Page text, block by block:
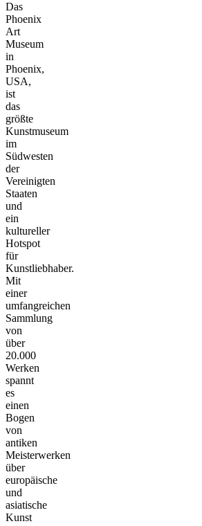
Das
Phoenix
Art
Museum
in
Phoenix,
USA,
ist
das
größte
Kunstmuseum
im
Südwesten
der
Vereinigten
Staaten
und
ein
kultureller
Hotspot
für
Kunstliebhaber.
Mit
einer
umfangreichen
Sammlung
von
über
20.000
Werken
spannt
es
einen
Bogen
von
antiken
Meisterwerken
über
europäische
und
asiatische
Kunst